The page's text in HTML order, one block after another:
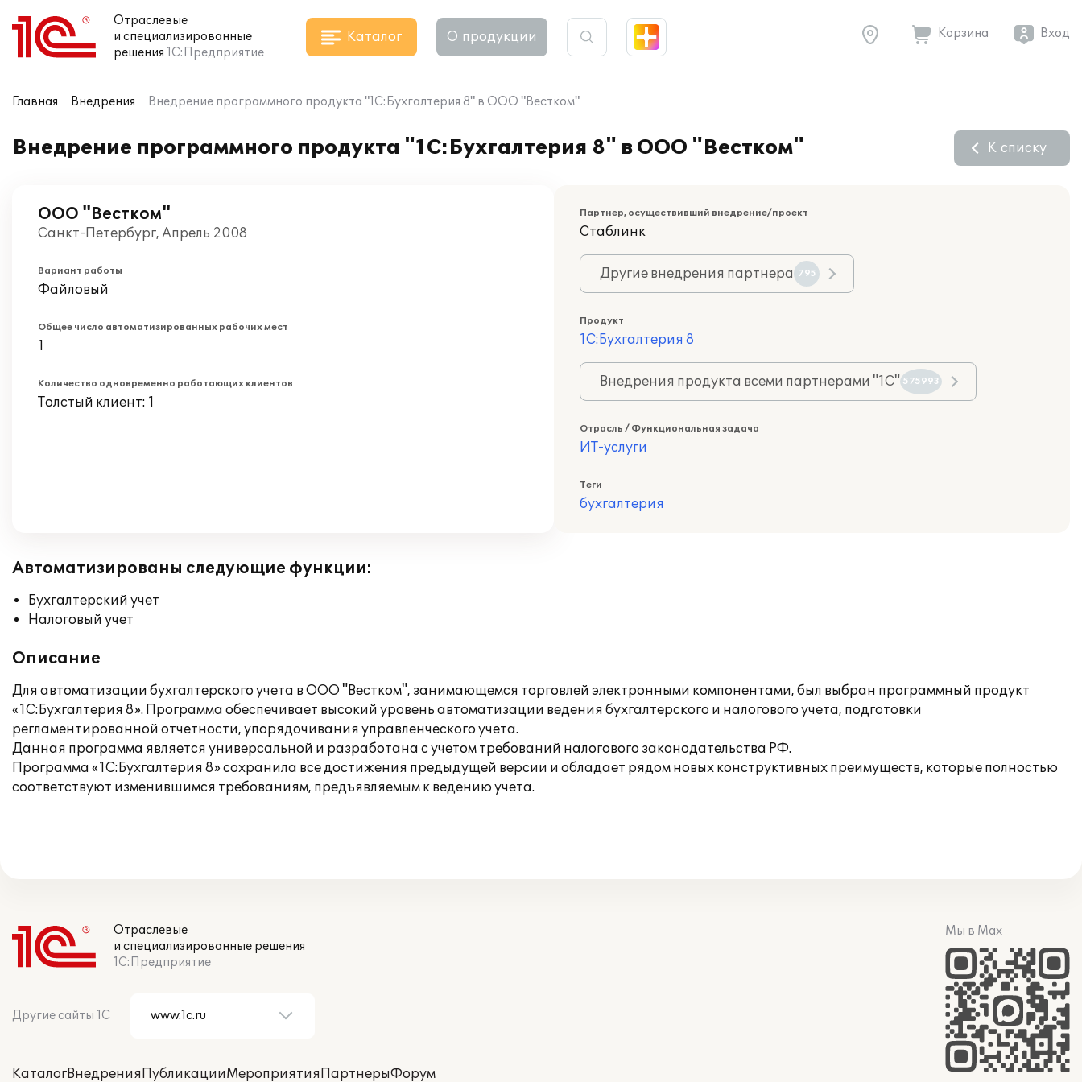
Отраслевые
и специализированные
решения 1С:Предприятие
Каталог О продукции Корзина Вход
Главная Внедрения Внедрение программного продукта "1С:Бухгалтерия 8" в ООО "Вестком"
Внедрение программного продукта "1С:Бухгалтерия 8" в ООО "Вестком" К списку
ООО "Вестком"
Санкт-Петербург, Апрель 2008
Вариант работы
Файловый
Общее число автоматизированных рабочих мест
1
Количество одновременно работающих клиентов
Толстый клиент: 1
Партнер, осуществивший внедрение/проект
Стаблинк
Другие внедрения партнера 795
Продукт
1С:Бухгалтерия 8
Внедрения продукта всеми партнерами "1С" 575993
Отрасль / Функциональная задача
ИТ-услуги
Теги
бухгалтерия
Автоматизированы следующие функции:
Бухгалтерский учет
Налоговый учет
Описание
Для автоматизации бухгалтерского учета в ООО "Вестком", занимающемся торговлей электронными компонентами, был выбран программный продукт
«1С:Бухгалтерия 8». Программа обеспечивает высокий уровень автоматизации ведения бухгалтерского и налогового учета, подготовки
регламентированной отчетности, упорядочивания управленческого учета.
Данная программа является универсальной и разработана с учетом требований налогового законодательства РФ.
Программа «1С:Бухгалтерия 8» сохранила все достижения предыдущей версии и обладает рядом новых конструктивных преимуществ, которые полностью
соответствуют изменившимся требованиям, предъявляемым к ведению учета.
Отраслевые
и специализированные решения
1С:Предприятие
Другие сайты 1С
КаталогВнедренияПубликацииМероприятияПартнерыФорум
Мы в Max